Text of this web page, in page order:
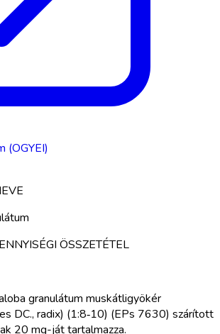
(OGYEI)
ÖSSZETÉTEL
granulátum muskátligyökér
DC., radix) (1:8‑10) (EPs 7630) szárított
20 mg-ját tartalmazza.